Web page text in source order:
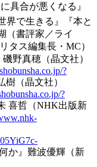
具合が悪くなる』
界で生きる』『本と
（書評家／ライ
タス編集長・MC）
野真穂（晶文社）
?
（晶文社）
?
喜哲（NHK出版新
か』難波優輝（新